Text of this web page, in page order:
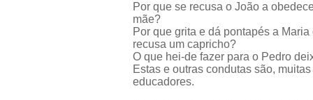
Por que se recusa o João a
mãe?
Por que grita e dá pontapés a
recusa um capricho?
O que hei-de fazer para o Pedro
Estas e outras condutas são,
educadores.